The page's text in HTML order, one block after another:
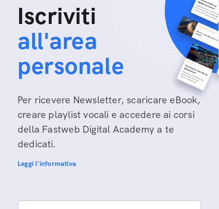
Iscriviti
all'area
personale
Per ricevere Newsletter, scaricare eBook,
creare playlist vocali e accedere ai corsi
della Fastweb Digital Academy a te
dedicati.
Leggi l'informativa